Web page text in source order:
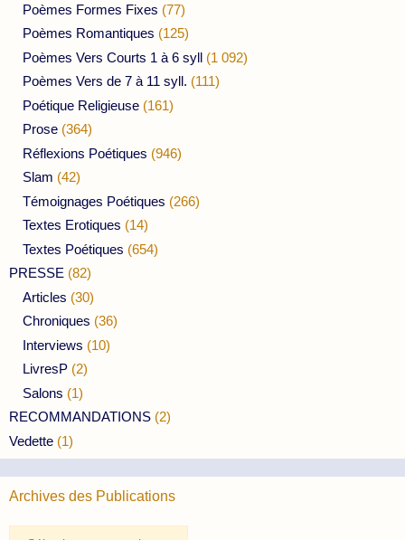
Poèmes Formes Fixes (77)
Poèmes Romantiques (125)
Poèmes Vers Courts 1 à 6 syll (1 092)
Poèmes Vers de 7 à 11 syll. (111)
Poétique Religieuse (161)
Prose (364)
Réflexions Poétiques (946)
Slam (42)
Témoignages Poétiques (266)
Textes Erotiques (14)
Textes Poétiques (654)
PRESSE (82)
Articles (30)
Chroniques (36)
Interviews (10)
LivresP (2)
Salons (1)
RECOMMANDATIONS (2)
Vedette (1)
Archives des Publications